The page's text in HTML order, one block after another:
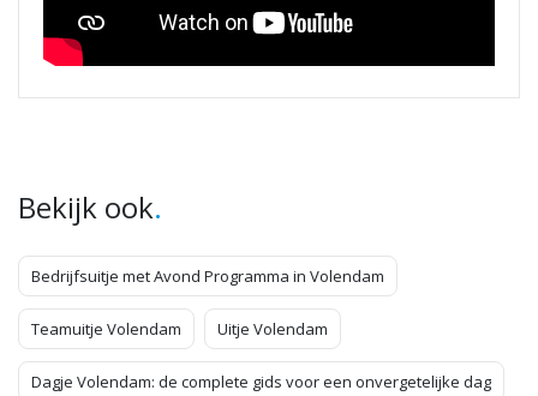
Bekijk ook.
Bedrijfsuitje met Avond Programma in Volendam
Teamuitje Volendam Uitje Volendam
Dagje Volendam: de complete gids voor een onvergetelijke dag